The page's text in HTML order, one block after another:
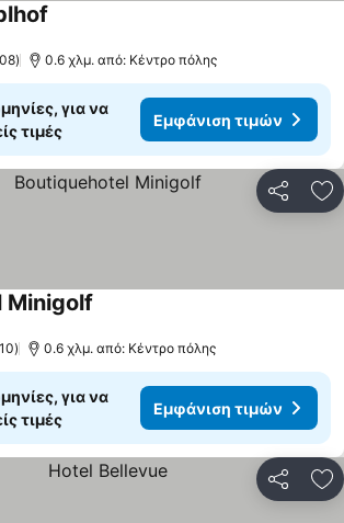
0.6 χλμ. από: Κέντρο πόλης
για να
τιμές
Εμφάνιση τιμών
Minigolf
0.6 χλμ. από: Κέντρο πόλης
για να
τιμές
Εμφάνιση τιμών